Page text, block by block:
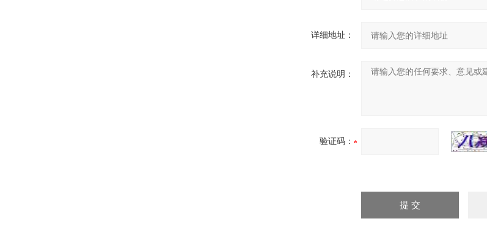
详细地址：
补充说明：
验证码：